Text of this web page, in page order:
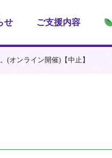
せ ご支援内容
(オンライン開催)【中止】